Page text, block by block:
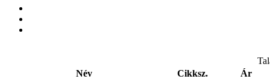
Név
Cikksz. Ár